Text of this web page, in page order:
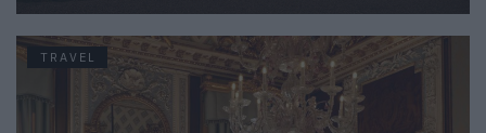
TRAVEL